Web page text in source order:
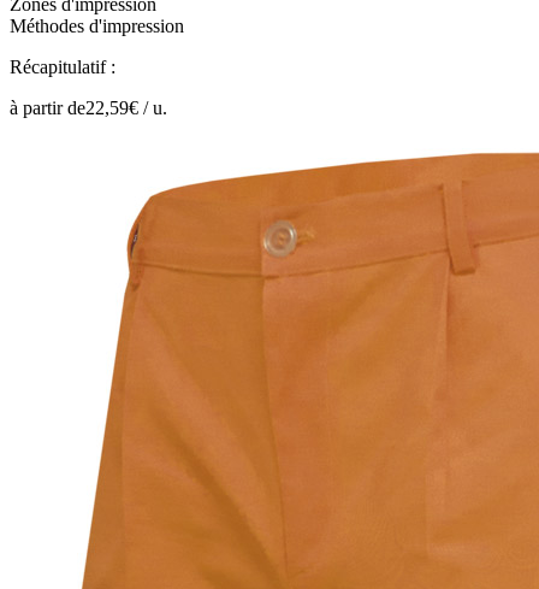
Méthodes d'impression
Récapitulatif :
à partir de22,59€ /u.